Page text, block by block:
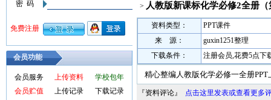
会员功能
会员服务 上传资料
学校包年
会员贮值
上传记录
下载记录
> 人教版新课标化学必修2全册
资料类型：
PPT课件
来 源：
guxin1251整理
下载条件：
注册会员,花费5点下
精心整编人教版化学必修一全册
『资料评论』 点击这里发表或查看更多